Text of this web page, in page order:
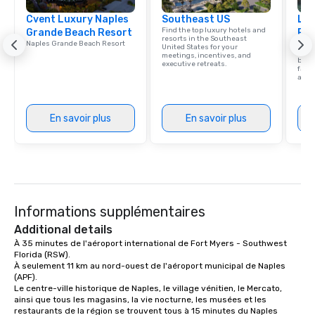
experience with three to four
signature dishes at each restaurant.
Our affordable tours are priced per
person with tax and gratuities
included. The only thing not included
provides guests a signature cocktail
at various stops. Build Your Network
place at multiple restaurants, with
walking in between, there are
countless opportunities to interact
with different people when you sit
down at each venue and as you
traverse along the way. Our
experiences not only provide more
Cvent Luxury Naples
Grande Beach Resort
Naples Grande Beach Resort
En savoir plus
Southeast US
Find the top luxury hotels and
resorts in the Southeast
United States for your
meetings, incentives, and
executive retreats.
En savoir plus
that
Informations supplémentaires
Additional details
À 35 minutes de l'aéroport international de Fort Myers - Southwest
Florida (RSW).
À seulement 11 km au nord-ouest de l'aéroport municipal de Naples
(APF).
Le centre-ville historique de Naples, le village vénitien, le Mercato,
ainsi que tous les magasins, la vie nocturne, les musées et les
restaurants de la région se trouvent tous à 15 minutes du Naples